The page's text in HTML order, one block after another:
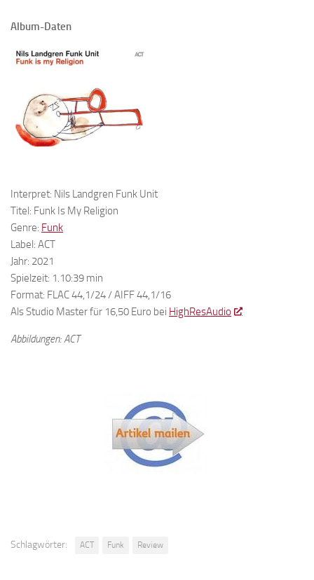
Album-Daten
Interpret: Nils Landgren Funk Unit
Titel: Funk Is My Religion
Genre: Funk
Label: ACT
Jahr: 2021
Spielzeit: 1.10:39 min
Format: FLAC 44,1/24 / AIFF 44,1/16
Als Studio Master für 16,50 Euro bei HighResAudio
Abbildungen: ACT
Schlagwörter: ACT Funk Review